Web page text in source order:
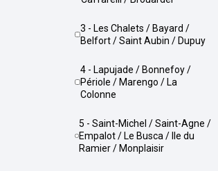
3 - Les Chalets / Bayard /
Belfort / Saint Aubin / Dupuy
4 - Lapujade / Bonnefoy /
Périole / Marengo / La
Colonne
5 - Saint-Michel / Saint-Agne /
Empalot / Le Busca / Ile du
Ramier / Monplaisir